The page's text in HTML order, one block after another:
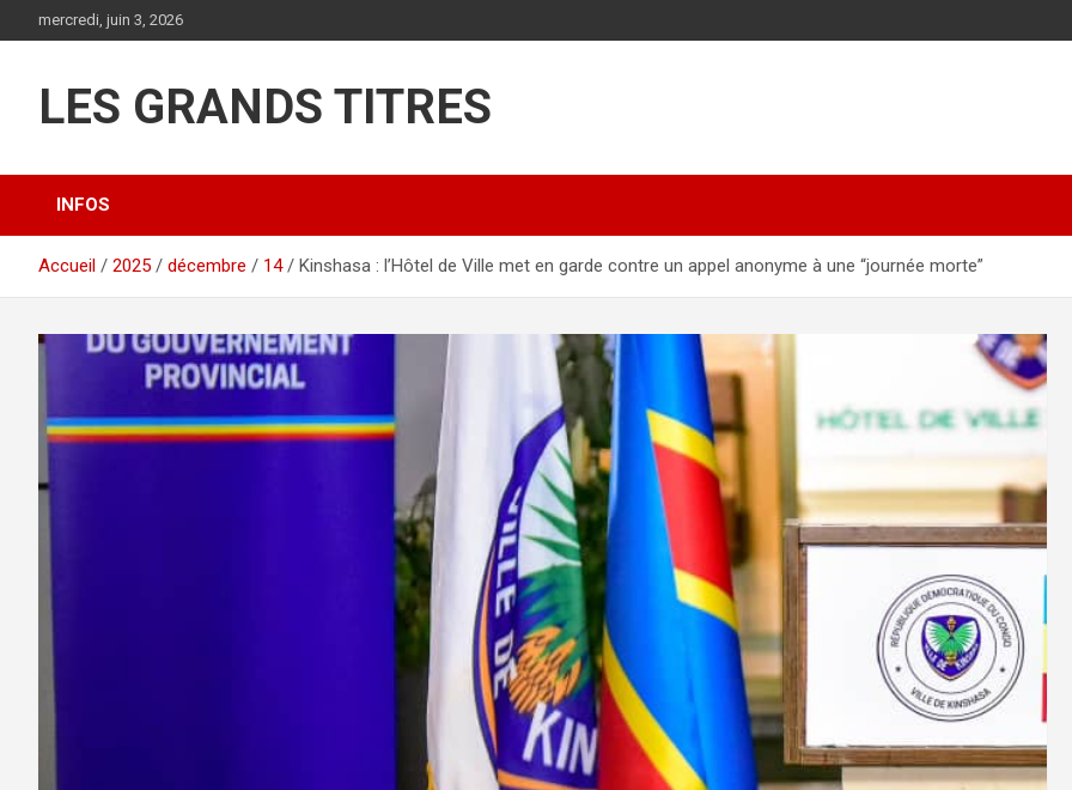
au
mercredi, juin 3, 2026
LES GRANDS TITRES
INFOS
Accueil 2025 décembre 14 Kinshasa : l’Hôtel de Ville met en garde contre un appel anonyme à une “journée morte”